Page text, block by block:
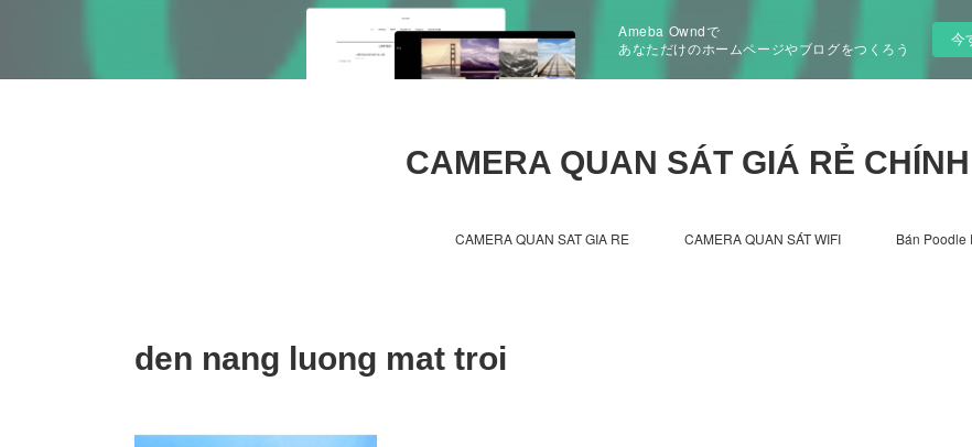
Ameba Owndで
あなただけのホームページやブログをつくろう
今
CAMERA QUAN SÁT GIÁ RẺ
CAMERA QUAN SAT GIA RE CAMERA QUAN SÁT WIFI Bán Poodle
den nang luong mat troi